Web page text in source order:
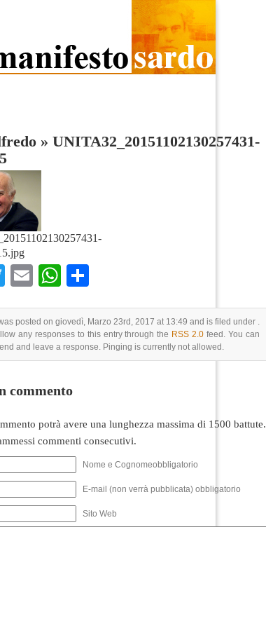
» UNITA32_20151102130257431-
TwitterEmailWhatsApp
posted on giovedì, Marzo 23rd, 2017 at 13:49 and is filed under .
any responses to this entry through the RSS 2.0 feed. You can
and leave a response. Pinging is currently not allowed.
commento
potrà avere una lunghezza massima di 1500 battute.
commenti consecutivi.
Nome e Cognomeobbligatorio
E-mail (non verrà pubblicata) obbligatorio
Sito Web